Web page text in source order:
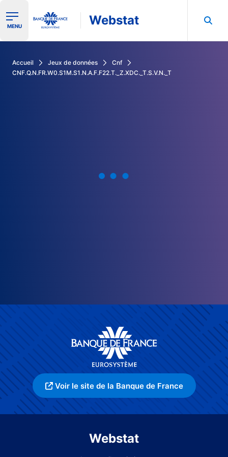
Ouvrir le menu de navigation
MENU Webstat
Accueil Jeux de données
Cnf
CNF.Q.N.FR.W0.S1M.S1.N.A.F.F22.T._Z.XDC._T.S.V.N._T
Voir le site de la Banque de France
Webstat